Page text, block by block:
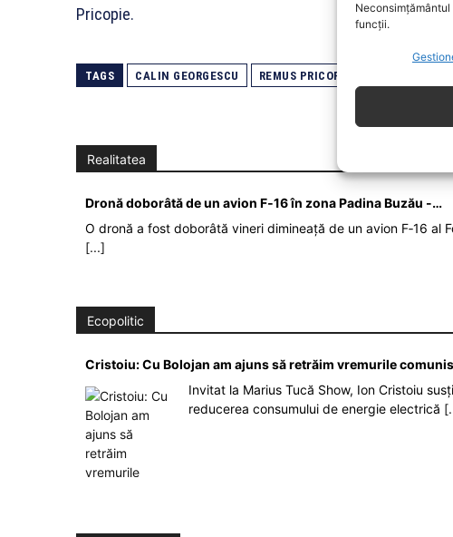
funcții.
Pricopie.
TAGS CALIN GEORGESCU REMUS PRICOPIE
Realitatea
Dronă doborâtă de un avion F‑16 în zona Padina Buzău -…
O dronă a fost doborâtă vineri dimineață de un avion F‑16 al
[...]
Ecopolitic
Cristoiu: Cu Bolojan am ajuns să retrăim vremurile
Invitat la Marius Tucă Show, Ion Cristoiu
reducerea consumului de energie electrică